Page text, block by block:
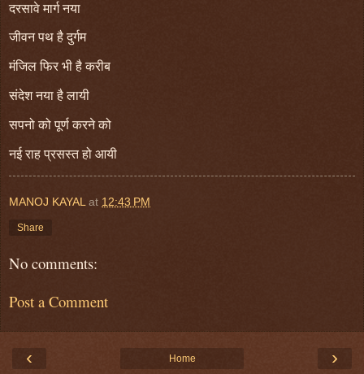
दरसावे मार्ग नया
जीवन पथ है दुर्गम
मंजिल फिर भी है करीब
संदेश नया है लायी
सपनो को पूर्ण करने को
नई राह प्रसस्तहो आयी
MANOJ KAYAL at 12:43 PM
Share
No comments:
Post a Comment
‹ ›
Home